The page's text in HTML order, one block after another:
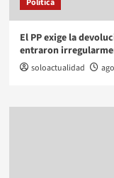
Política
El PP exige la
entraron
soloactualidad